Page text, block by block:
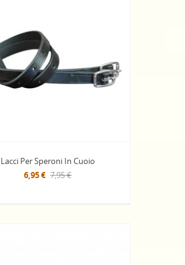
Lacci Per Speroni In Cuoio
6,95 € 7,95 €